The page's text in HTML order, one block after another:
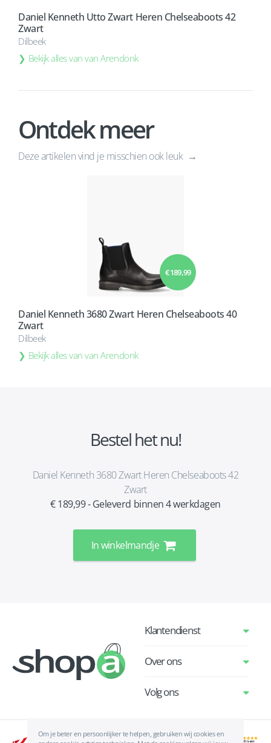
Daniel Kenneth Utto Zwart Heren Chelseaboots 42
Zwart
Dilbeek
Bekijk alles van van Arendonk
€ 189,99
Daniel Kenneth 3680 Zwart Heren Chelseaboots 40
Zwart
Dilbeek
Bekijk alles van van Arendonk
Ontdek meer
Deze artikelen vind je misschien ook leuk
Bestel het nu!
Daniel Kenneth 3680 Zwart Heren Chelseaboots 42
Zwart
€ 189,99 - Geleverd binnen 4 werkdagen
In winkelmandje
Om je beter en persoonlijker te helpen, gebruiken wij cookies en
Klantendienst
Over ons
Volg ons